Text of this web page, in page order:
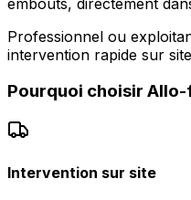
Professionnel ou
intervention rapide sur
Pourquoi choisir
Intervention sur site